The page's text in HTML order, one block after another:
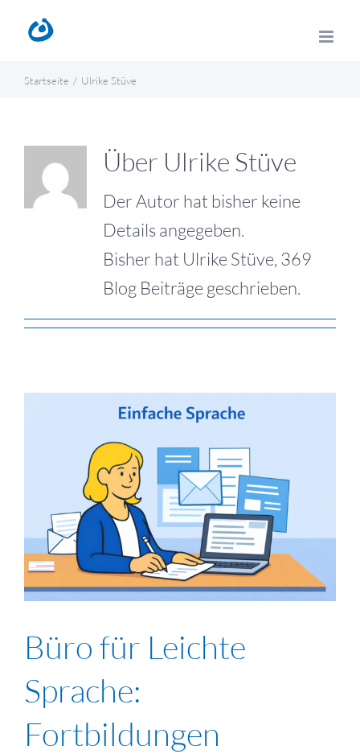
Inhalt
Startseite Ulrike Stüve
Über Ulrike Stüve
Der Autor hat bisher keine
Details angegeben.
Bisher hat Ulrike Stüve, 369
Blog Beiträge geschrieben.
Büro für Leichte
Sprache:
Fortbildungen